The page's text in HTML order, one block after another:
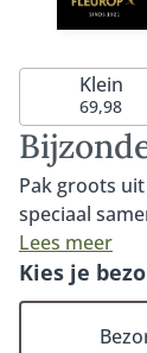
Pak groots
speciaal
het
mix van
boeket luxe,
iemand te
Lees meer
Klein
69,98
Kies je